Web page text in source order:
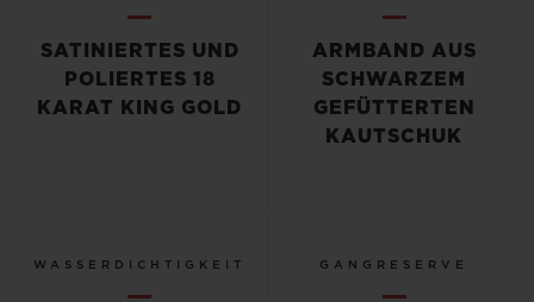
SATINIERTES UND
POLIERTES 18
KARAT KING GOLD
ARMBAND AUS
SCHWARZEM
GEFÜTTERTEN
KAUTSCHUK
WASSERDICHTIGKEIT GANGRESERVE